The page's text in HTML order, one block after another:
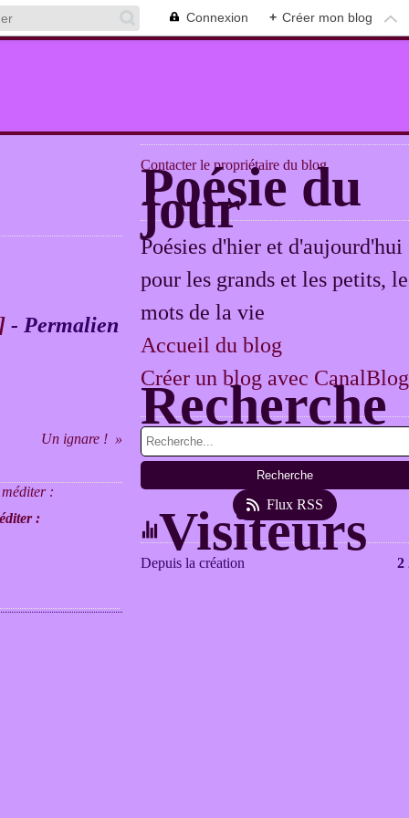
Connexion + Créer mon blog
- Permalien
Un ignare !
:
Contacter le propriétaire du blog
Poésie du
jour
Poésies d'hier et d'aujourd'hui
pour les grands et les petits,
mots de la vie
Accueil du blog
Créer un blog avec CanalBlog
Recherche
Flux RSS
Visiteurs
Depuis la création 2